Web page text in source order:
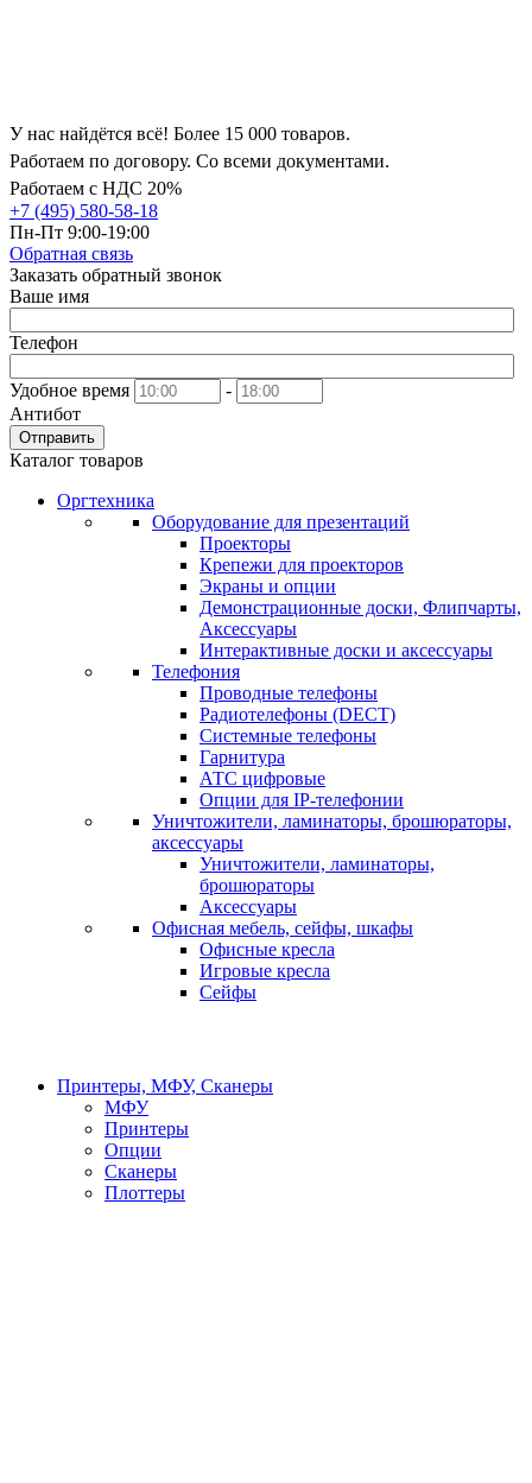
У нас найдётся всё! Более 15 000 товаров.
Работаем по договору. Со всеми документами.
Работаем с НДС 20%
+7 (495) 580-58-18
Пн-Пт 9:00-19:00
Обратная связь
Заказать обратный звонок
Ваше имя
Телефон
Удобное время
-
Антибот
Отправить
Каталог товаров
Оргтехника
Оборудование для презентаций
Проекторы
Крепежи для проекторов
Экраны и опции
Демонстрационные доски, Флипчарты,
Аксессуары
Интерактивные доски и аксессуары
Телефония
Проводные телефоны
Радиотелефоны (DECT)
Системные телефоны
Гарнитура
АТС цифровые
Опции для IP-телефонии
Уничтожители, ламинаторы, брошюраторы,
аксессуары
Уничтожители, ламинаторы,
брошюраторы
Аксессуары
Офисная мебель, сейфы, шкафы
Офисные кресла
Игровые кресла
Сейфы
Принтеры, МФУ, Сканеры
МФУ
Принтеры
Опции
Сканеры
Плоттеры